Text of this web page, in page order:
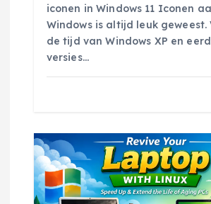
iconen in Windows 11 Iconen
Windows is altijd leuk geweest.
de tijd van Windows XP en
versies…